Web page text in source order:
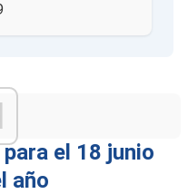
el 18 junio
año